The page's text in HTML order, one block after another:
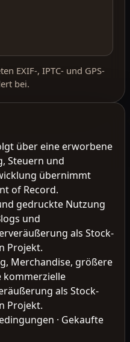
EXIF-, IPTC- und GPS-
bei.
über eine erworbene
Steuern und
übernimmt
of Record.
gedruckte Nutzung
und
als Stock-
Projekt.
Merchandise, größere
kommerzielle
als Stock-
Projekt.
· Gekaufte